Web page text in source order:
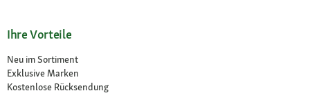
Ihre Vorteile
Neu im Sortiment
Exklusive Marken
Kostenlose Rücksendung